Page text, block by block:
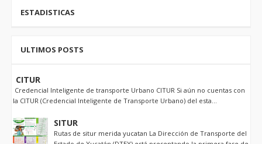
ESTADISTICAS
ULTIMOS POSTS
CITUR
Credencial Inteligente de transporte Urbano CITUR Si aún no cuentas con
la CITUR (Credencial Inteligente de Transporte Urbano) del esta...
SITUR
Rutas de situr merida yucatan La Dirección de Transporte del